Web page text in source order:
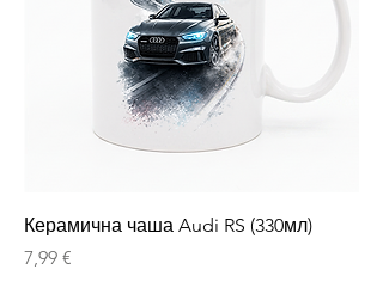
Керамична чаша Audi RS (330мл)
Цена
7,99 €